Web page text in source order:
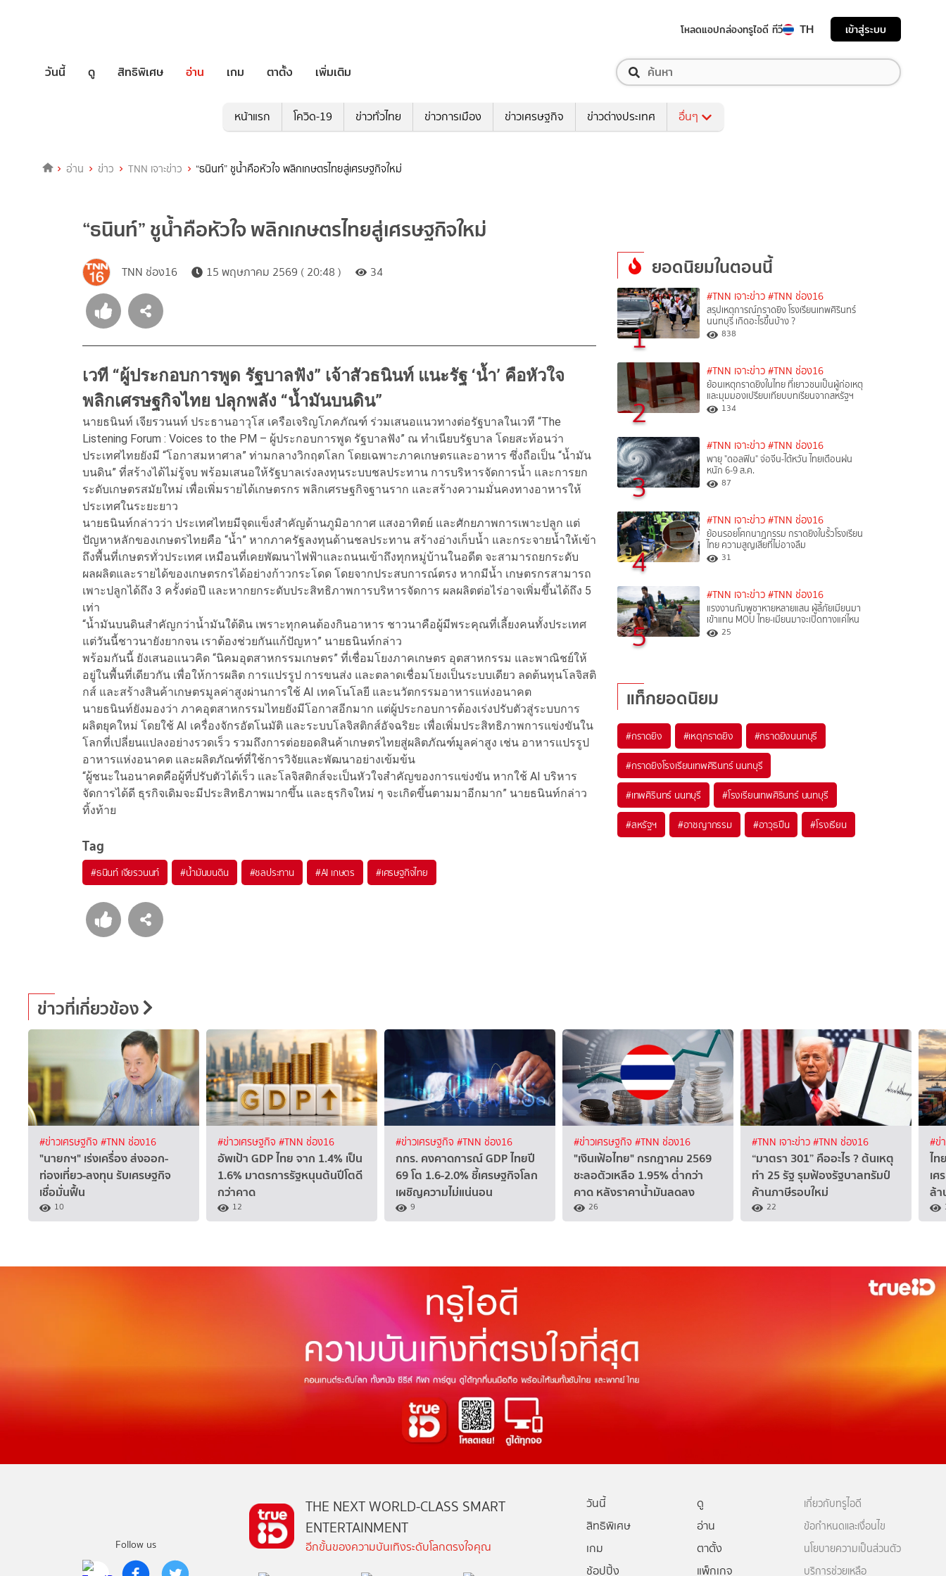
โหลดแอปกล่องทรูไอดี ทีวี TH เข้าสู่ระบบ
วันนี้ ดู สิทธิพิเศษ อ่าน เกม ตาตั้ง เพิ่มเติม
หน้าแรก โควิด-19 ข่าวทั่วไทย ข่าวการเมือง ข่าวเศรษฐกิจ ข่าวต่างประเทศ อื่นๆ
อ่าน ข่าว TNN เจาะข่าว “ธนินท์” ชูน้ำคือหัวใจ พลิกเกษตรไทยสู่เศรษฐกิจใหม่
“ธนินท์” ชูน้ำคือหัวใจ พลิกเกษตรไทยสู่เศรษฐกิจใหม่
TNN ช่อง16 15 พฤษภาคม 2569 ( 20:48 ) 34
เวที “ผู้ประกอบการพูด รัฐบาลฟัง” เจ้าสัวธนินท์ แนะรัฐ ‘น้ำ’ คือหัวใจ
พลิกเศรษฐกิจไทย ปลุกพลัง “น้ำมันบนดิน”
นายธนินท์ เจียรวนนท์ ประธานอาวุโส เครือเจริญโภคภัณฑ์ ร่วมเสนอแนวทางต่อรัฐบาลในเวที “The
Listening Forum : Voices to the PM – ผู้ประกอบการพูด รัฐบาลฟัง” ณ ทำเนียบรัฐบาล โดยสะท้อนว่า
ประเทศไทยยังมี “โอกาสมหาศาล” ท่ามกลางวิกฤตโลก โดยเฉพาะภาคเกษตรและอาหาร ซึ่งถือเป็น “น้ำมัน
บนดิน” ที่สร้างได้ไม่รู้จบ พร้อมเสนอให้รัฐบาลเร่งลงทุนระบบชลประทาน การบริหารจัดการน้ำ และการยก
ระดับเกษตรสมัยใหม่ เพื่อเพิ่มรายได้เกษตรกร พลิกเศรษฐกิจฐานราก และสร้างความมั่นคงทางอาหารให้
ประเทศในระยะยาว
นายธนินท์กล่าวว่า ประเทศไทยมีจุดแข็งสำคัญด้านภูมิอากาศ แสงอาทิตย์ และศักยภาพการเพาะปลูก แต่
ปัญหาหลักของเกษตรไทยคือ “น้ำ” หากภาครัฐลงทุนด้านชลประทาน สร้างอ่างเก็บน้ำ และกระจายน้ำให้เข้า
ถึงพื้นที่เกษตรทั่วประเทศ เหมือนที่เคยพัฒนาไฟฟ้าและถนนเข้าถึงทุกหมู่บ้านในอดีต จะสามารถยกระดับ
ผลผลิตและรายได้ของเกษตรกรได้อย่างก้าวกระโดด โดยจากประสบการณ์ตรง หากมีน้ำ เกษตรกรสามารถ
เพาะปลูกได้ถึง 3 ครั้งต่อปี และหากยกระดับประสิทธิภาพการบริหารจัดการ ผลผลิตต่อไร่อาจเพิ่มขึ้นได้ถึง 5
เท่า
“น้ำมันบนดินสำคัญกว่าน้ำมันใต้ดิน เพราะทุกคนต้องกินอาหาร ชาวนาคือผู้มีพระคุณที่เลี้ยงคนทั้งประเทศ
แต่วันนี้ชาวนายังยากจน เราต้องช่วยกันแก้ปัญหา” นายธนินท์กล่าว
พร้อมกันนี้ ยังเสนอแนวคิด “นิคมอุตสาหกรรมเกษตร” ที่เชื่อมโยงภาคเกษตร อุตสาหกรรม และพาณิชย์ให้
อยู่ในพื้นที่เดียวกัน เพื่อให้การผลิต การแปรรูป การขนส่ง และตลาดเชื่อมโยงเป็นระบบเดียว ลดต้นทุนโลจิสติ
กส์ และสร้างสินค้าเกษตรมูลค่าสูงผ่านการใช้ AI เทคโนโลยี และนวัตกรรมอาหารแห่งอนาคต
นายธนินท์ยังมองว่า ภาคอุตสาหกรรมไทยยังมีโอกาสอีกมาก แต่ผู้ประกอบการต้องเร่งปรับตัวสู่ระบบการ
ผลิตยุคใหม่ โดยใช้ AI เครื่องจักรอัตโนมัติ และระบบโลจิสติกส์อัจฉริยะ เพื่อเพิ่มประสิทธิภาพการแข่งขันใน
โลกที่เปลี่ยนแปลงอย่างรวดเร็ว รวมถึงการต่อยอดสินค้าเกษตรไทยสู่ผลิตภัณฑ์มูลค่าสูง เช่น อาหารแปรรูป
อาหารแห่งอนาคต และผลิตภัณฑ์ที่ใช้การวิจัยและพัฒนาอย่างเข้มข้น
“ผู้ชนะในอนาคตคือผู้ที่ปรับตัวได้เร็ว และโลจิสติกส์จะเป็นหัวใจสำคัญของการแข่งขัน หากใช้ AI บริหาร
จัดการได้ดี ธุรกิจเดิมจะมีประสิทธิภาพมากขึ้น และธุรกิจใหม่ ๆ จะเกิดขึ้นตามมาอีกมาก” นายธนินท์กล่าว
ทิ้งท้าย
Tag
#ธนินท์ เจียรวนนท์ #น้ำมันบนดิน #ชลประทาน #AI เกษตร #เศรษฐกิจไทย
ยอดนิยมในตอนนี้
1
#TNN เจาะข่าว #TNN ช่อง16
สรุปเหตุการณ์กราดยิง โรงเรียนเทพศิรินทร์
นนทบุรี เกิดอะไรขึ้นบ้าง ?
838
2
#TNN เจาะข่าว #TNN ช่อง16
ย้อนเหตุกราดยิงในไทย ที่เยาวชนเป็นผู้ก่อเหตุ
และมุมมองเปรียบเทียบบทเรียนจากสหรัฐฯ
134
3
#TNN เจาะข่าว #TNN ช่อง16
พายุ "ดอลฟิน" จ่อจีน-ไต้หวัน ไทยเตือนฝน
หนัก 6-9 ส.ค.
87
4
#TNN เจาะข่าว #TNN ช่อง16
ย้อนรอยโศกนาฏกรรม กราดยิงในรั้วโรงเรียน
ไทย ความสูญเสียที่ไม่อาจลืม
31
5
#TNN เจาะข่าว #TNN ช่อง16
แรงงานกัมพูชาหายหลายแสน ผู้ลี้ภัยเมียนมา
เข้าแทน MOU ไทย-เมียนมาจะเปิดทางแค่ไหน
25
แท็กยอดนิยม
#กราดยิง #เหตุกราดยิง #กราดยิงนนทบุรี
#กราดยิงโรงเรียนเทพศิรินทร์ นนทบุรี
#เทพศิรินทร์ นนทบุรี #โรงเรียนเทพศิรินทร์ นนทบุรี
#สหรัฐฯ #อาชญากรรม #อาวุธปืน #โรงเรียน
ข่าวที่เกี่ยวข้อง
#ข่าวเศรษฐกิจ #TNN ช่อง16
"นายกฯ" เร่งเครื่อง ส่งออก-
ท่องเที่ยว-ลงทุน รับเศรษฐกิจ
เชื่อมั่นฟื้น
10
#ข่าวเศรษฐกิจ #TNN ช่อง16
อัพเป้า GDP ไทย จาก 1.4% เป็น
1.6% มาตรการรัฐหนุนต้นปีโตดี
กว่าคาด
12
#ข่าวเศรษฐกิจ #TNN ช่อง16
กกร. คงคาดการณ์ GDP ไทยปี
69 โต 1.6-2.0% ชี้เศรษฐกิจโลก
เผชิญความไม่แน่นอน
9
#ข่าวเศรษฐกิจ #TNN ช่อง16
"เงินเฟ้อไทย" กรกฎาคม 2569
ชะลอตัวเหลือ 1.95% ต่ำกว่า
คาด หลังราคาน้ำมันลดลง
26
#TNN เจาะข่าว#TNN ช่อง16
“มาตรา 301” คืออะไร ? ต้นเหตุ
ทำ 25 รัฐ รุมฟ้องรัฐบาลทรัมป์
ค้านภาษีรอบใหม่
22
#ข่
ไท
เศ
ล้
Follow us
THE NEXT WORLD-CLASS SMART
ENTERTAINMENT
อีกขั้นของความบันเทิงระดับโลกตรงใจคุณ
วันนี้
ดู
สิทธิพิเศษ
อ่าน
เกม
ตาตั้ง
ช้อปปิ้ง
แพ็กเกจ
เกี่ยวกับทรูไอดี
ข้อกำหนดและเงื่อนไข
นโยบายความเป็นส่วนตัว
บริการช่วยเหลือ